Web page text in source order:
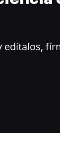
edítalos,